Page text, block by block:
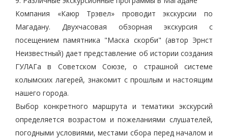
Компания «Каюр Трэвел» проводит экскурсии по
Магадану. Двухчасовая обзорная экскурсия с
посещением памятника "Маска скорби" (автор Эрнст
Неизвестный) дает представление об истории создания
ГУЛАГа в Советском Союзе, о страшной системе
колымских лагерей, знакомит с прошлым и настоящим
нашего города.
Выбор конкретного маршрута и тематики экскурсий
определяется возрастом и пожеланиями слушателей,
погодными условиями, местами сбора перед началом и